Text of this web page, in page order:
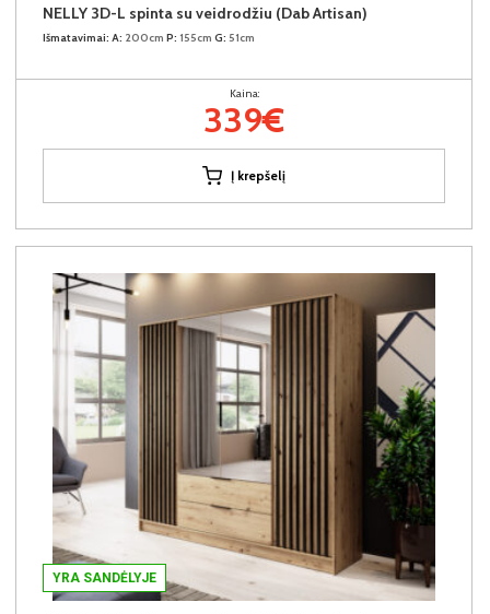
NELLY 3D-L spinta su veidrodžiu (Dab Artisan)
Išmatavimai: A: 200cm P: 155cm G: 51cm
Kaina:
339€
Į krepšelį
YRA SANDĖLYJE